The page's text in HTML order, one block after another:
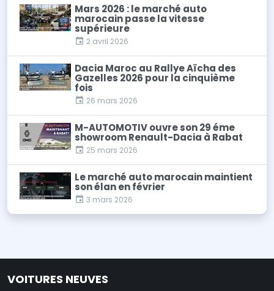
Mars 2026 : le marché auto
marocain passe la vitesse
supérieure
2 avril 2026
Dacia Maroc au Rallye Aïcha des
Gazelles 2026 pour la cinquième
fois
26 mars 2026
M-AUTOMOTIV ouvre son 29 éme
showroom Renault-Dacia à Rabat
25 mars 2026
Le marché auto marocain maintient
son élan en février
3 mars 2026
VOITURES NEUVES